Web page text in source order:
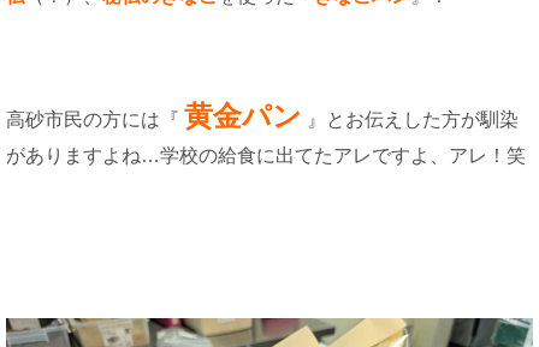
高砂市民の方には『 黄金パン 』とお伝えした方が馴染
がありますよね…学校の給食に出てたアレですよ、アレ！笑